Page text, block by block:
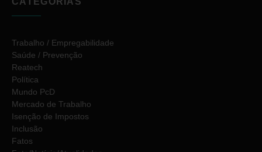
Trabalho / Empregabilidade
Saúde / Prevenção
Reatech
Política
Mundo PcD
Mercado de Trabalho
Isenção de Impostos
Inclusão
Fatos